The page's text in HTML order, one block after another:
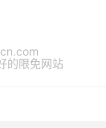
的限免网站